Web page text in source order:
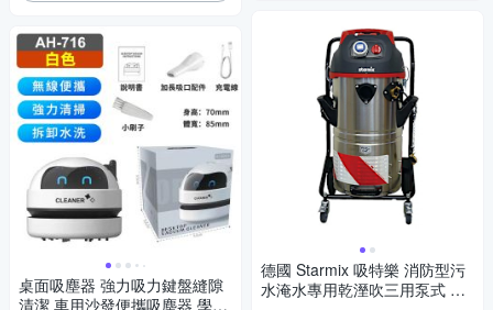
桌面吸塵器 強力吸力鍵盤縫隙
清潔 車用沙發便攜吸塵器 學生
德國 Starmix 吸特樂 消防型污
水淹水專用乾溼吹三用泵式 吸